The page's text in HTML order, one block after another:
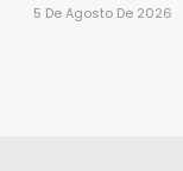
5 De Agosto De 2026